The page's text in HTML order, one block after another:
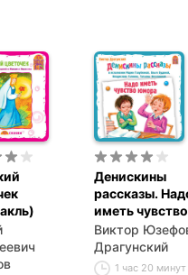
Денискины
рассказы.
иметь чувство
юмора
Виктор
Драгунский
1 час 20 минут